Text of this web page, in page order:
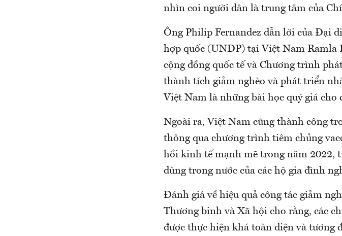
nhìn coi người dân là trung tâm của
Ông Philip Fernandez dẫn lời của Đại
hợp quốc (UNDP) tại Việt Nam Ramla
cộng đồng quốc tế và Chương trình
thành tích giảm nghèo và phát triển
Việt Nam là những bài học quý giá cho
Ngoài ra, Việt Nam cũng thành công
thông qua chương trình tiêm chủng
hồi kinh tế mạnh mẽ trong năm 2022,
dùng trong nước của các hộ gia đình
Đánh giá về hiệu quả công tác giảm
Thương binh và Xã hội cho rằng, các
được thực hiện khá toàn diện và tương